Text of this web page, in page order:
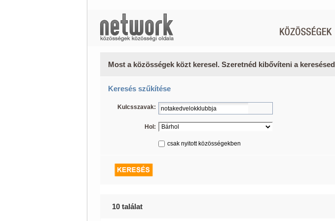
Most a közösségek közt keresel. Szeretnéd kibővíteni a keresésed
Keresés szűkítése
Kulcsszavak:
Hol:
csak nyitott közösségekben
10 találat